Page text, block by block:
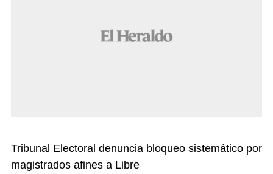
Tribunal Electoral denuncia bloqueo sistemático por
magistrados afines a Libre